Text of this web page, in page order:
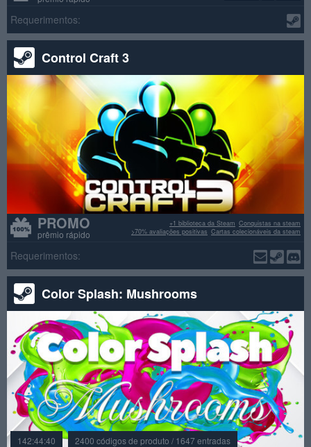
Requerimentos:
Control Craft 3
PROMO
prêmio rápido
Conquistas na steam
+1 biblioteca da Steam
Cartas colecionáveis da steam
>70% avaliações positivas
Requerimentos:
Color Splash: Mushrooms
142:44:40 2400 códigos de produto / 1647 entradas